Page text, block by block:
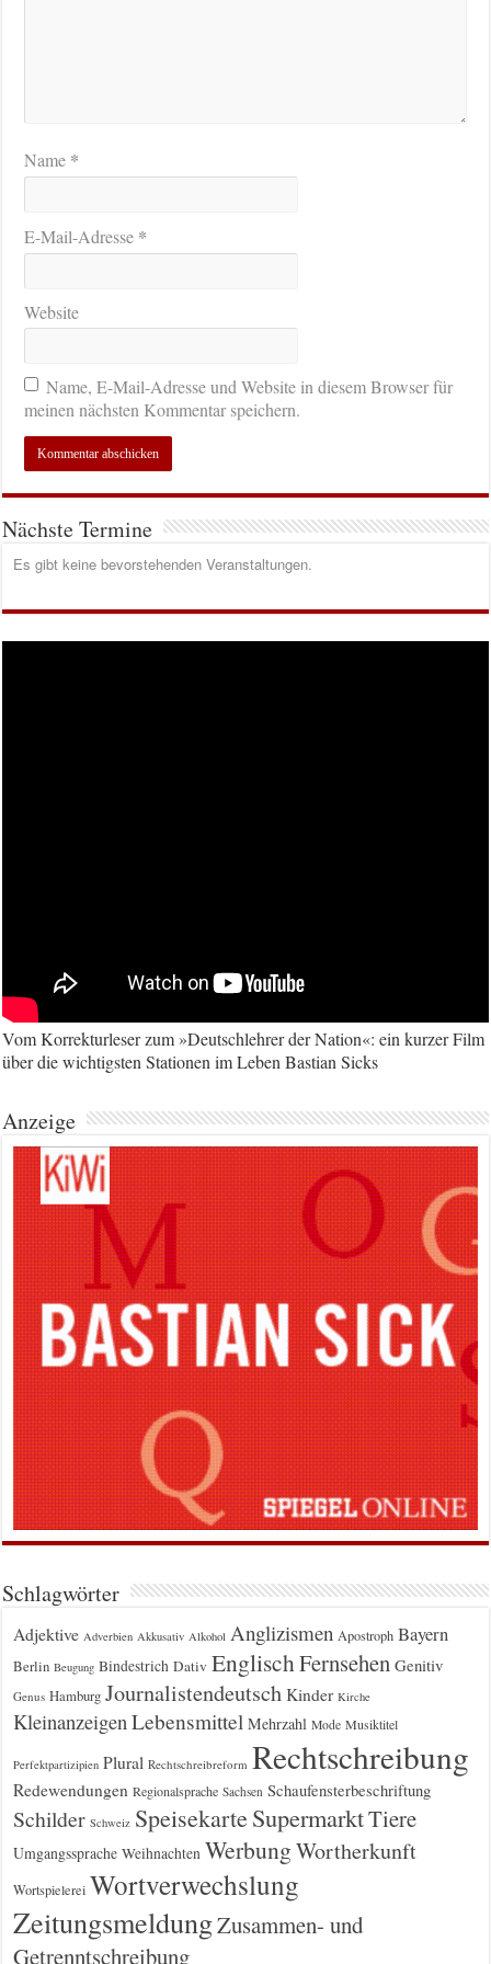
Name *
E-Mail-Adresse *
Website
Name, E-Mail-Adresse und Website in diesem Browser für
meinen nächsten Kommentar speichern.
Nächste Termine
Es gibt keine bevorstehenden Veranstaltungen.
Vom Korrekturleser zum »Deutschlehrer der Nation«: ein kurzer Film
über die wichtigsten Stationen im Leben Bastian Sicks
Anzeige
Schlagwörter
Adjektive Adverbien Akkusativ Alkohol Anglizismen Apostroph Bayern
Berlin Beugung Bindestrich Dativ EnglischFernsehen Genitiv
Genus Hamburg Journalistendeutsch Kinder Kirche
KleinanzeigenLebensmittel Mehrzahl Mode Musiktitel
Perfektpartizipien Plural Rechtschreibreform Rechtschreibung
Redewendungen Regionalsprache Sachsen Schaufensterbeschriftung
Schilder Schweiz Speisekarte SupermarktTiere
Umgangssprache Weihnachten WerbungWortherkunft
Wortspielerei Wortverwechslung
ZeitungsmeldungZusammen- und
Getrenntschreibung